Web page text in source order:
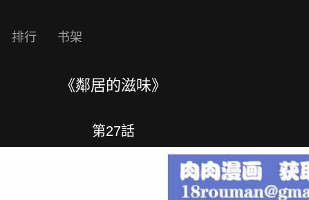
排行 书架
《鄰居的滋味》
第27話